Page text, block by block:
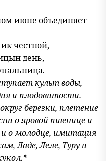
июне объединяет
честной,
день,
культ воды,
и плодовитости.
березки, плетение
о яровой пшенице и
и о молодце, имитация
Ладе, Леле, Туру и